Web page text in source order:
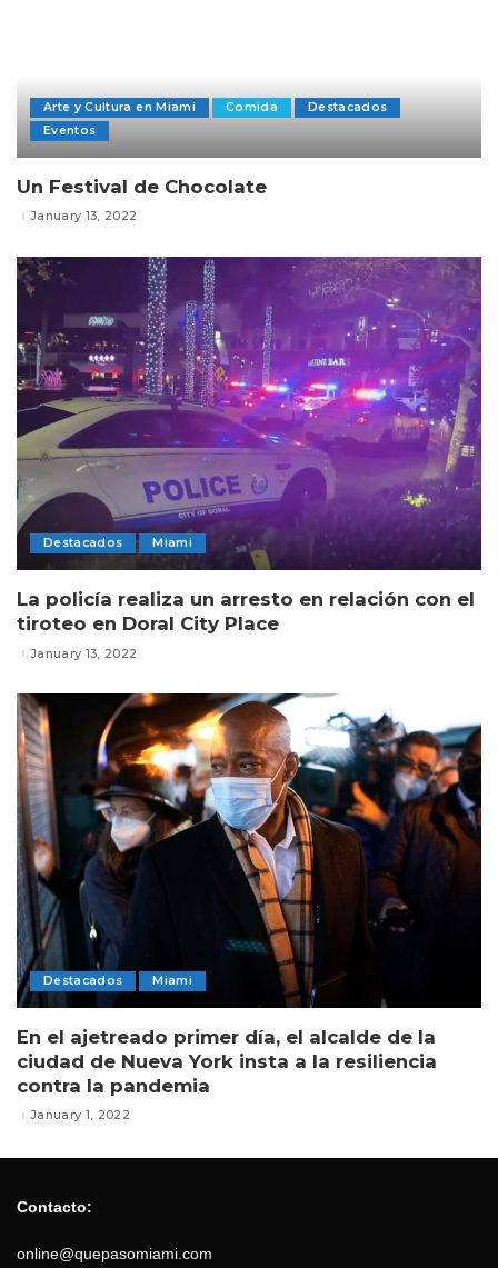
Arte y Cultura en Miami Comida
Destacados
Eventos
Un Festival de Chocolate
January 13, 2022
Destacados Miami
La policía realiza un arresto en relación con el
tiroteo en Doral City Place
January 13, 2022
Destacados Miami
En el ajetreado primer día, el alcalde de la
ciudad de Nueva York insta a la resiliencia
contra la pandemia
January 1, 2022
Contacto:
online@quepasomiami.com